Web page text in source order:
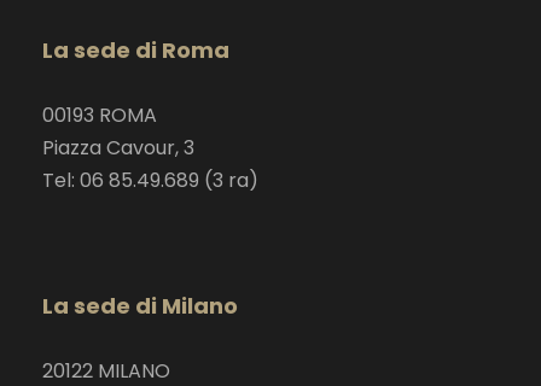
La sede di Roma
00193 ROMA
Piazza Cavour, 3
Tel: 06 85.49.689 (3 ra)
La sede di Milano
20122 MILANO